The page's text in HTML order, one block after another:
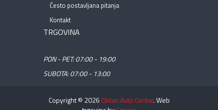
Često postavljana pitanja
Kontakt
TRGOVINA
PON - PET: 07:00 - 19:00
SUBOTA: 07:00 - 13:00
Copyright © 2026 Oktan Auto Centar. Web